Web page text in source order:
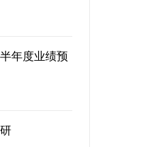
年度业绩预